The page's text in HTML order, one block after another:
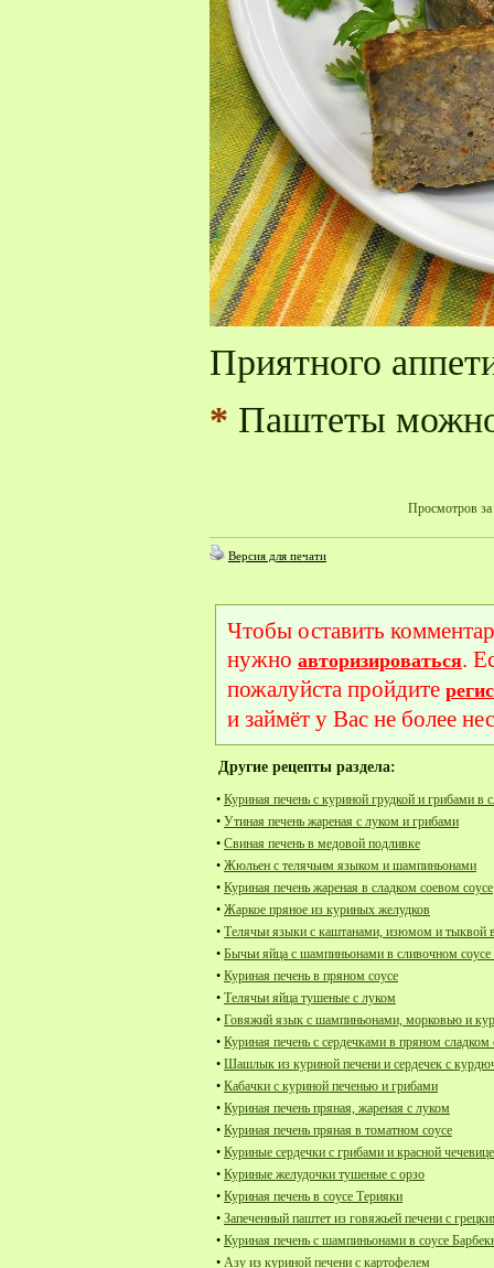
Приятного
* Паштеты
Просмотров за
Версия для печати
Чтобы оставить
нужно авторизироваться.
пожалуйста пройдите
и займёт у Вас не более
Другие рецепты раздела:
• Куриная печень с куриной грудкой и грибами в
• Утиная печень жареная с луком и грибами
• Свиная печень в медовой подливке
• Жюльен с телячьим языком и шампиньонами
• Куриная печень жареная в сладком соевом соусе
• Жаркое пряное из куриных желудков
• Телячьи языки с каштанами, изюмом и тыквой
• Бычьи яйца с шампиньонами в сливочном соусе
• Куриная печень в пряном соусе
• Телячьи яйца тушеные с луком
• Говяжий язык с шампиньонами, морковью и
• Куриная печень с сердечками в пряном сладком
• Шашлык из куриной печени и сердечек с
• Кабачки с куриной печенью и грибами
• Куриная печень пряная, жареная с луком
• Куриная печень пряная в томатном соусе
• Куриные сердечки с грибами и красной
• Куриные желудочки тушеные с орзо
• Куриная печень в соусе Терияки
• Запеченный паштет из говяжьей печени с
• Куриная печень с шампиньонами в соусе
• Азу из куриной печени с картофелем